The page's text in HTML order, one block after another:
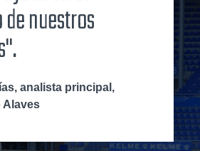
nuestros
analista principal,
Alaves